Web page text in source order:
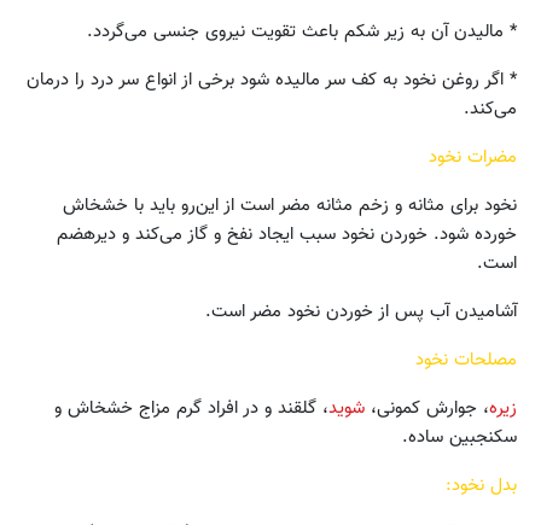
* مالیدن آن به زیر شکم باعث تقویت نیروی جنسی می‌گردد.
* اگر روغن نخود به کف سر مالیده شود برخی از انواع سر درد را درمان
می‌کند.
مضرات نخود
نخود برای مثانه و زخم مثانه مضر است از این‌رو باید با خشخاش
خورده شود. خوردن نخود سبب ایجاد نفخ و گاز می‌کند و دیرهضم
است.
آشامیدن آب پس از خوردن نخود مضر است.
مصلحات نخود
زیره، جوارش کمونی، شوید، گلقند و در افراد گرم مزاج خشخاش و
سکنجبین ساده.
بدل نخود: